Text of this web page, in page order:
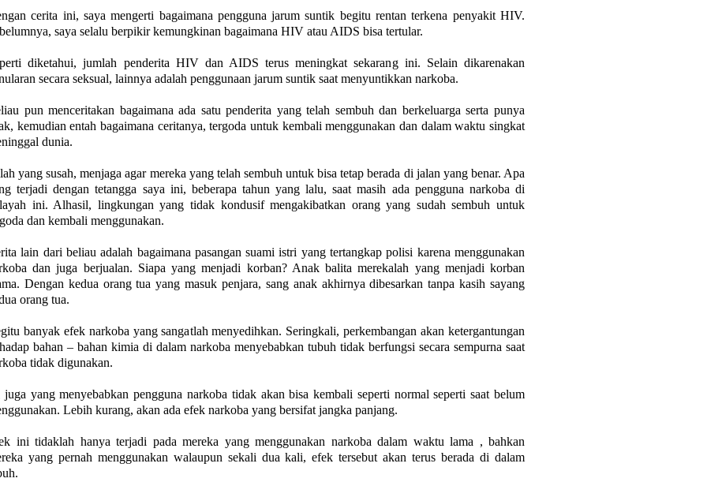
cerita ini, saya mengerti bagaimana pengguna jarum suntik begitu rentan terkena penyakit HIV.
saya selalu berpikir kemungkinan bagaimana HIV atau AIDS bisa tertular.
diketahui, jumlah penderita HIV dan AIDS terus meningkat sekarang ini. Selain dikarenakan
secara seksual, lainnya adalah penggunaan jarum suntik saat menyuntikkan narkoba.
pun menceritakan bagaimana ada satu penderita yang telah sembuh dan berkeluarga serta punya
kemudian entah bagaimana ceritanya, tergoda untuk kembali menggunakan dan dalam waktu singkat
dunia.
yang susah, menjaga agar mereka yang telah sembuh untuk bisa tetap berada di jalan yang benar. Apa
terjadi dengan tetangga saya ini, beberapa tahun yang lalu, saat masih ada pengguna narkoba di
ini. Alhasil, lingkungan yang tidak kondusif mengakibatkan orang yang sudah sembuh untuk
dan kembali menggunakan.
lain dari beliau adalah bagaimana pasangan suami istri yang tertangkap polisi karena menggunakan
dan juga berjualan. Siapa yang menjadi korban? Anak balita merekalah yang menjadi korban
Dengan kedua orang tua yang masuk penjara, sang anak akhirnya dibesarkan tanpa kasih sayang
orang tua.
banyak efek narkoba yang sangatlah menyedihkan. Seringkali, perkembangan akan ketergantungan
bahan – bahan kimia di dalam narkoba menyebabkan tubuh tidak berfungsi secara sempurna saat
tidak digunakan.
yang menyebabkan pengguna narkoba tidak akan bisa kembali seperti normal seperti saat belum
Lebih kurang, akan ada efek narkoba yang bersifat jangka panjang.
ini tidaklah hanya terjadi pada mereka yang menggunakan narkoba dalam waktu lama , bahkan
yang pernah menggunakan walaupun sekali dua kali, efek tersebut akan terus berada di dalam